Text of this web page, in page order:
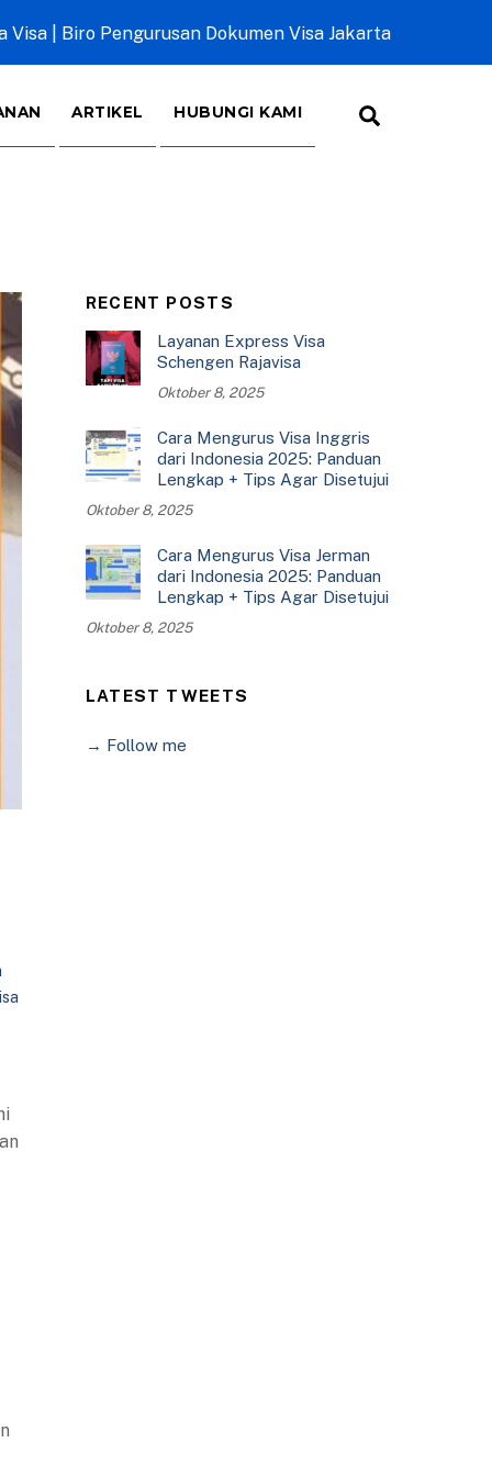
Visa | Biro Pengurusan Dokumen Visa Jakarta
ARTIKEL HUBUNGI KAMI
RECENT POSTS
Layanan Express Visa
Schengen Rajavisa
Oktober 8, 2025
Cara Mengurus Visa Inggris
dari Indonesia 2025: Panduan
Lengkap + Tips Agar Disetujui
Oktober 8, 2025
Cara Mengurus Visa Jerman
dari Indonesia 2025: Panduan
Lengkap + Tips Agar Disetujui
Oktober 8, 2025
LATEST TWEETS
→ Follow me